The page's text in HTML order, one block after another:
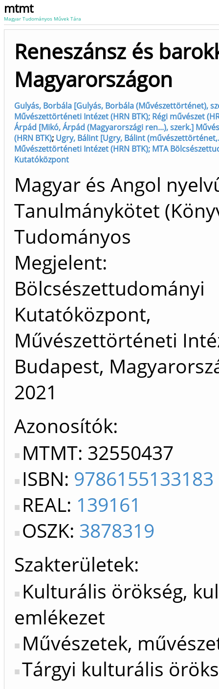
mtmt
Magyar Tudományos Művek Tára
Reneszánsz és
Magyarországon
Gulyás, Borbála [Gulyás, Borbála (Művészettörténet),
Művészettörténeti Intézet (HRN BTK); Régi művészet
Árpád [Mikó, Árpád (Magyarországi ren...), szerk.]
(HRN BTK); Ugry, Bálint [Ugry, Bálint
Művészettörténeti Intézet (HRN BTK); MTA
Kutatóközpont
Magyar és Angol
Tanulmánykötet
Tudományos
Megjelent:
Bölcsészettudományi
Kutatóközpont,
Művészettörténeti
Budapest,
2021
Azonosítók
MTMT: 32550437
ISBN: 9786155133183
REAL: 139161
OSZK: 3878319
Szakterületek:
Kulturális örökség,
emlékezet
Művészetek,
Tárgyi kulturális